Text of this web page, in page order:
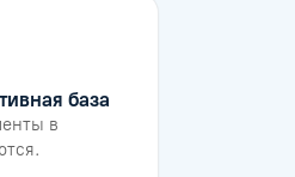
база
в